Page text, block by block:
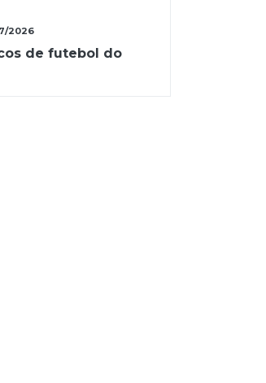
2026
de futebol do